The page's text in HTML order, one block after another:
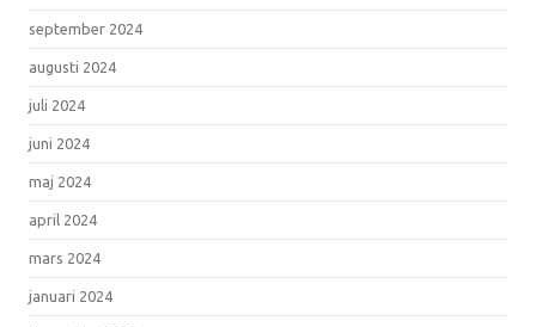
september 2024
augusti 2024
juli 2024
juni 2024
maj 2024
april 2024
mars 2024
januari 2024